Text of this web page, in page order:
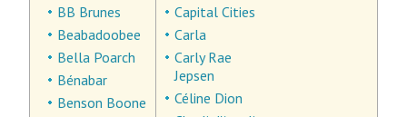
BB Brunes
Beabadoobee
Bella Poarch
Bénabar
Benson Boone
Capital Cities
Carla
Carly Rae
Jepsen
Céline Dion